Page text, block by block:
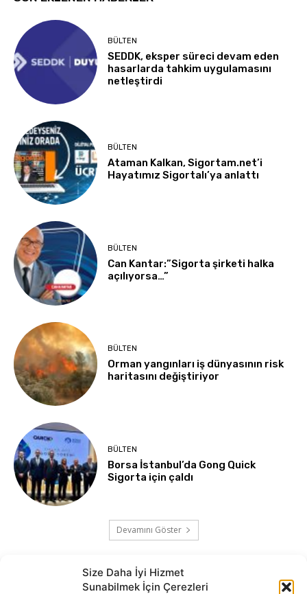
Size Daha İyi Hizmet
Sunabilmek İçin Çerezleri
BÜLTEN
SEDDK, eksper süreci devam eden
hasarlarda tahkim uygulamasını
netleştirdi
BÜLTEN
Ataman Kalkan, Sigortam.net’i
Hayatımız Sigortalı’ya anlattı
BÜLTEN
Can Kantar:”Sigorta şirketi halka
açılıyorsa…”
BÜLTEN
Orman yangınları iş dünyasının risk
haritasını değiştiriyor
BÜLTEN
Borsa İstanbul’da Gong Quick
Sigorta için çaldı
Devamını Göster